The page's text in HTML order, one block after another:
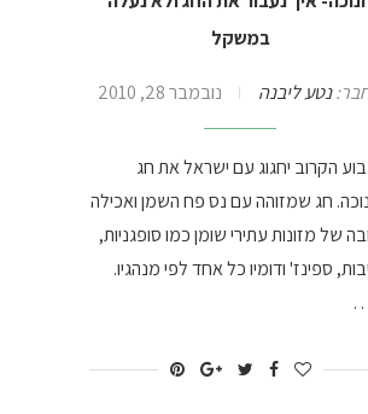
במשקל
נטע ליבנה נובמבר 28, 2010
הקרוב יחגוג עם ישראל את חג
חג שמזוהה עם נס פח השמן ואכילה
של מזונות עתירי שומן כמו סופגניות,
ספינז' ודומיו כל אחד לפי מנהגיו.